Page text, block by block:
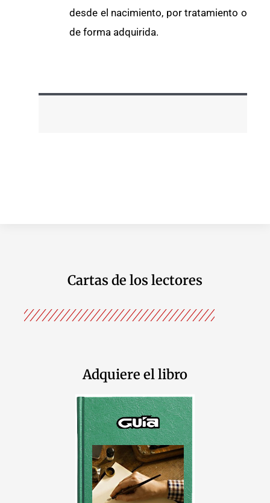
desde el nacimiento, por tratamiento o
de forma adquirida.
Cartas de los lectores
Adquiere el libro